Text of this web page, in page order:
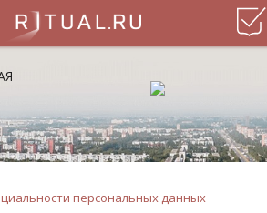
персональных данных